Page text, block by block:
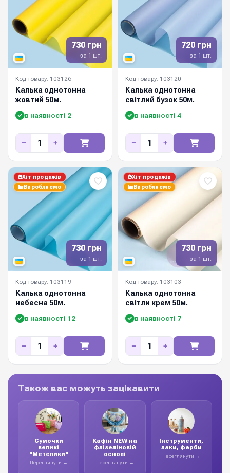
730 грн
за 1 шт.
Код товару: 103126
Калька однотонна
жовтий 50м.
в наявності 2
− +
720 грн
за 1 шт.
Код товару: 103120
Калька однотонна
світлий бузок 50м.
в наявності 4
− +
730 грн
за 1 шт.
Хіт продажів
Виробляємо
Код товару: 103119
Калька однотонна
небесна 50м.
в наявності 12
− +
730 грн
за 1 шт.
Хіт продажів
Виробляємо
Код товару: 103103
Калька однотонна
світли крем 50м.
в наявності 7
− +
Також вас можуть зацікавити
Сумочки
великі
"Метелики"
Переглянути →
Кафін NEW на
флізеліновій
основі
Переглянути →
Інструменти,
лаки, фарби
Переглянути →